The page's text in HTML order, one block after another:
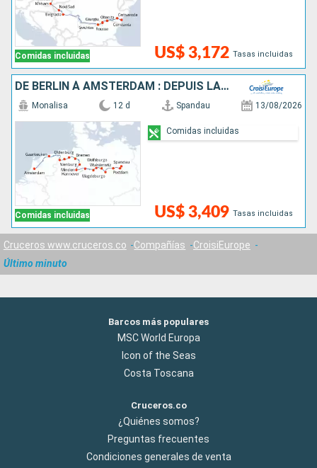
Comidas incluidas US$ 3,172 Tasas incluidas
DE BERLIN À AMSTERDAM : DEPUIS LA CAPITALE ALLEMANDE VERS LA HOLLANDE ET SES CANAUX
Comidas incluidas
Monalisa 12 d Spandau 13/08/2026
US$ 3,409 Tasas incluidas
Comidas incluidas
Cruceros www.cruceros.co Compañías
CroisiEurope
Último minuto
Barcos más populares
MSC World Europa
Icon of the Seas
Costa Toscana
Cruceros.co
¿Quiénes somos?
Preguntas frecuentes
Condiciones generales de venta